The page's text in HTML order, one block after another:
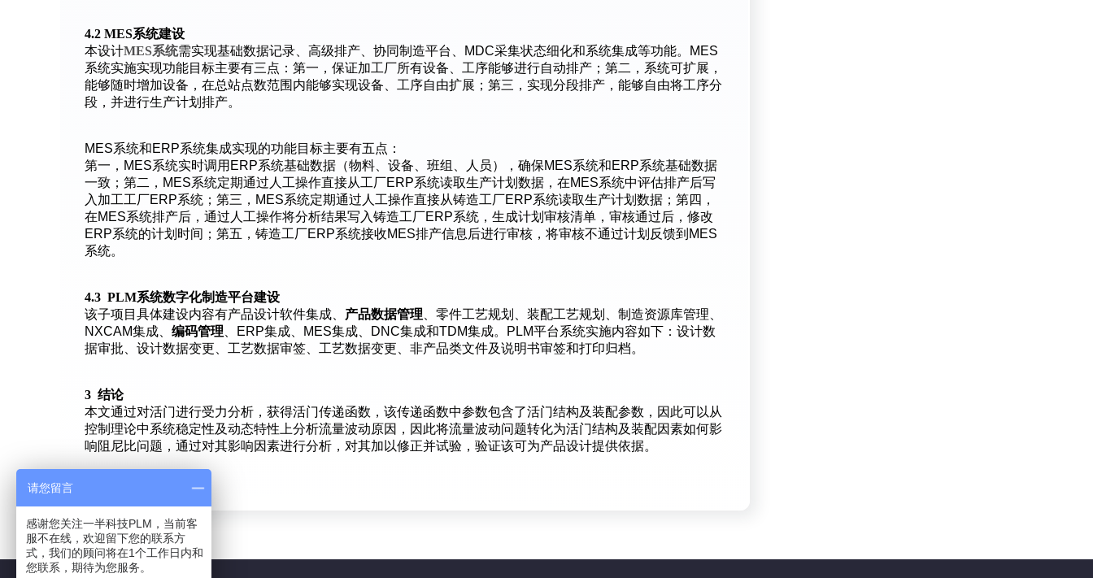
4.2 MES系统建设
本设计MES系统需实现基础数据记录、高级排产、协同制造平台、MDC采集状态细化和系统集成等功能。MES
系统实施实现功能目标主要有三点：第一，保证加工厂所有设备、工序能够进行自动排产；第二，系统可扩展，
能够随时增加设备，在总站点数范围内能够实现设备、工序自由扩展；第三，实现分段排产，能够自由将工序分
段，并进行生产计划排产。
MES系统和ERP系统集成实现的功能目标主要有五点：
第一，MES系统实时调用ERP系统基础数据（物料、设备、班组、人员），确保MES系统和ERP系统基础数据
一致；第二，MES系统定期通过人工操作直接从工厂ERP系统读取生产计划数据，在MES系统中评估排产后写
入加工工厂ERP系统；第三，MES系统定期通过人工操作直接从铸造工厂ERP系统读取生产计划数据；第四，
在MES系统排产后，通过人工操作将分析结果写入铸造工厂ERP系统，生成计划审核清单，审核通过后，修改
ERP系统的计划时间；第五，铸造工厂ERP系统接收MES排产信息后进行审核，将审核不通过计划反馈到MES
系统。
4.3 PLM系统数字化制造平台建设
该子项目具体建设内容有产品设计软件集成、 产品数据管理 、零件工艺规划、装配工艺规划、制造资源库管理、
NXCAM集成、 编码管理 、ERP集成、MES集成、DNC集成和TDM集成。PLM平台系统实施内容如下：设计数
据审批、设计数据变更、工艺数据审签、工艺数据变更、非产品类文件及说明书审签和打印归档。
3 结论
本文通过对活门进行受力分析，获得活门传递函数，该传递函数中参数包含了活门结构及装配参数，因此可以从
控制理论中系统稳定性及动态特性上分析流量波动原因，因此将流量波动问题转化为活门结构及装配因素如何影
响阻尼比问题，通过对其影响因素进行分析，对其加以修正并试验，验证该可为产品设计提供依据。
请您留言
感谢您关注一半科技PLM，当前客
服不在线，欢迎留下您的联系方
式，我们的顾问将在1个工作日内和
您联系，期待为您服务。